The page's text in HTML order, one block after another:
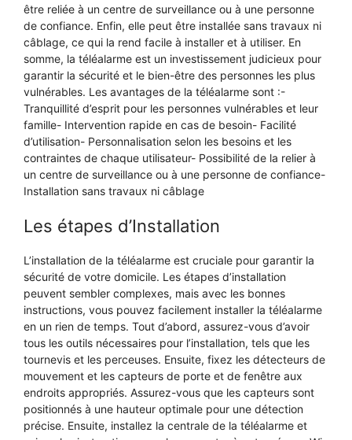
être reliée à un centre de surveillance ou à une personne
de confiance. Enfin, elle peut être installée sans travaux ni
câblage, ce qui la rend facile à installer et à utiliser. En
somme, la téléalarme est un investissement judicieux pour
garantir la sécurité et le bien-être des personnes les plus
vulnérables. Les avantages de la téléalarme sont :-
Tranquillité d’esprit pour les personnes vulnérables et leur
famille- Intervention rapide en cas de besoin- Facilité
d’utilisation- Personnalisation selon les besoins et les
contraintes de chaque utilisateur- Possibilité de la relier à
un centre de surveillance ou à une personne de confiance-
Installation sans travaux ni câblage
Les étapes d’Installation
L’installation de la téléalarme est cruciale pour garantir la
sécurité de votre domicile. Les étapes d’installation
peuvent sembler complexes, mais avec les bonnes
instructions, vous pouvez facilement installer la téléalarme
en un rien de temps. Tout d’abord, assurez-vous d’avoir
tous les outils nécessaires pour l’installation, tels que les
tournevis et les perceuses. Ensuite, fixez les détecteurs de
mouvement et les capteurs de porte et de fenêtre aux
endroits appropriés. Assurez-vous que les capteurs sont
positionnés à une hauteur optimale pour une détection
précise. Ensuite, installez la centrale de la téléalarme et